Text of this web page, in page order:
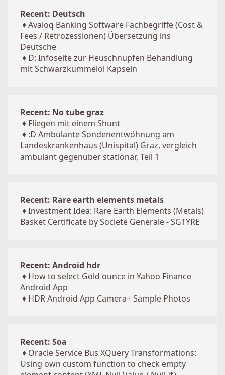
Recent: Deutsch
♦Avaloq Banking Software Fachbegriffe (Cost &
Fees / Retrozessionen) Übersetzung ins
Deutsche
♦ D: Infoseite zur Heuschnupfen Behandlung
mit Schwarzkümmelöl Kapseln
Recent: No tube graz
♦ Fliegen mit einem Shunt
♦ :D Ambulante Sondenentwöhnung am
Landeskrankenhaus (Unispital) Graz, vergleich
ambulant gegenüber stationär, Teil 1
Recent: Rare earth elements metals
♦Investment Idea: Rare Earth Elements (Metals)
Basket Certificate by Societe Generale - SG1YRE
Recent: Android hdr
♦ How to select Gold ounce in Yahoo Finance
Android App
♦ HDR Android App Camera+ Sample Photos
Recent: Soa
♦ Oracle Service Bus XQuery Transformations:
Using own custom function to check empty